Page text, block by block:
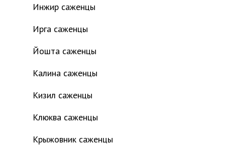
Инжир саженцы
Ирга саженцы
Йошта саженцы
Калина саженцы
Кизил саженцы
Клюква саженцы
Крыжовник саженцы